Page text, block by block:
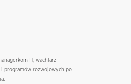
IT, wachlarz
programów rozwojowych po